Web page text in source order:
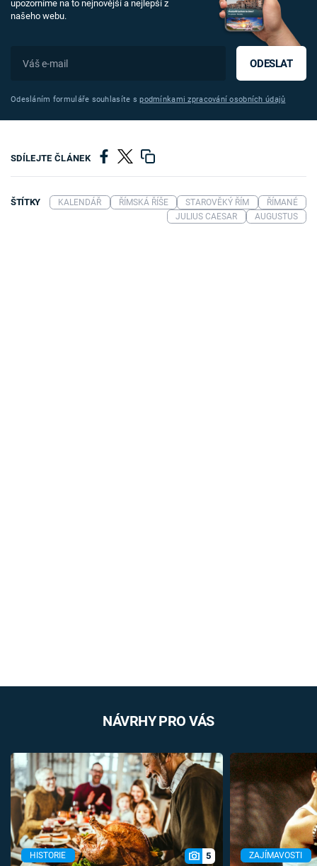
upozorníme na to nejnovější a nejlepší z
našeho webu.
ODESLAT
Odesláním formuláře souhlasíte spodmínkami zpracování osobních údajů
SDÍLEJTE ČLÁNEK
ŠTÍTKY KALENDÁŘ ŘÍMSKÁ ŘÍŠE STAROVĚKÝ ŘÍM
ŘÍMANÉ
JULIUS CAESAR
AUGUSTUS
NÁVRHY PRO VÁS
HISTORIE 5 ZAJÍMAVOSTI